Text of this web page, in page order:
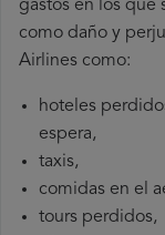
gastos en los que
como daño y
Airlines como:
hoteles
espera,
taxis,
comidas en el
tours perdidos,